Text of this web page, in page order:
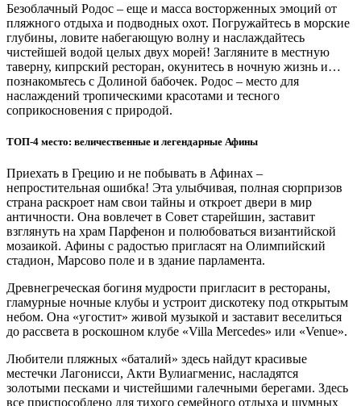
Безоблачный Родос – еще и масса восторженных эмоций от
пляжного отдыха и подводных охот. Погружайтесь в морские
глубины, ловите набегающую волну и наслаждайтесь
чистейшей водой целых двух морей! Загляните в местную
таверну, кипрский ресторан, окунитесь в ночную жизнь и…
познакомьтесь с Долиной бабочек. Родос – место для
наслаждений тропическими красотами и тесного
соприкосновения с природой.
ТОП-4 место: величественные и легендарные Афины
Приехать в Грецию и не побывать в Афинах –
непростительная ошибка! Эта улыбчивая, полная сюрпризов
страна раскроет нам свои тайны и откроет двери в мир
античности. Она вовлечет в Совет старейшин, заставит
взглянуть на храм Парфенон и полюбоваться византийской
мозаикой. Афины с радостью пригласят на Олимпийский
стадион, Марсово поле и в здание парламента.
Древнегреческая богиня мудрости пригласит в рестораны,
гламурные ночные клубы и устроит дискотеку под открытым
небом. Она «угостит» живой музыкой и заставит веселиться
до рассвета в роскошном клубе «Villa Mercedes» или «Venue».
Любители пляжных «баталий» здесь найдут красивые
местечки Лагонисси, Акти Вулиагменис, насладятся
золотыми песками и чистейшими галечными берегами. Здесь
все приспособлено для тихого семейного отдыха и шумных